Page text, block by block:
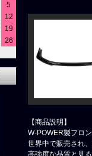
【商品説明】
W-POWER製フロ
世界中で販売され
高強度な品質と見
5
12
19
26